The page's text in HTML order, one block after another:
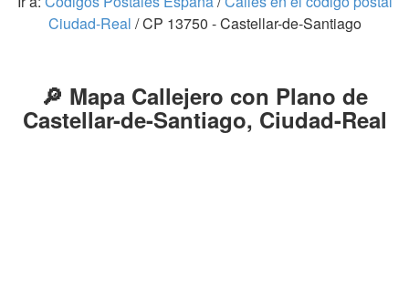
Ciudad-Real / CP 13750 - Castellar-de-Santiago
🔎 Mapa Callejero con Plano de
Castellar-de-Santiago, Ciudad-Real